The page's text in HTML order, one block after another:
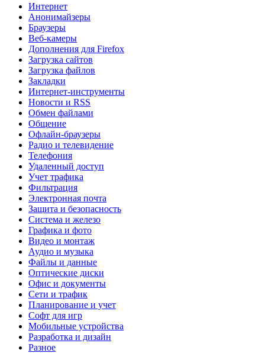
Интернет
Анонимайзеры
Браузеры
Веб-камеры
Дополнения для Firefox
Загрузка сайтов
Загрузка файлов
Закладки
Интернет-инструменты
Новости и RSS
Обмен файлами
Общение
Офлайн-браузеры
Радио и телевидение
Телефония
Удаленный доступ
Учет трафика
Фильтрация
Электронная почта
Защита и безопасность
Система и железо
Графика и фото
Видео и монтаж
Аудио и музыка
Файлы и данные
Оптические диски
Офис и документы
Сети и трафик
Планирование и учет
Софт для игр
Мобильные устройства
Разработка и дизайн
Разное